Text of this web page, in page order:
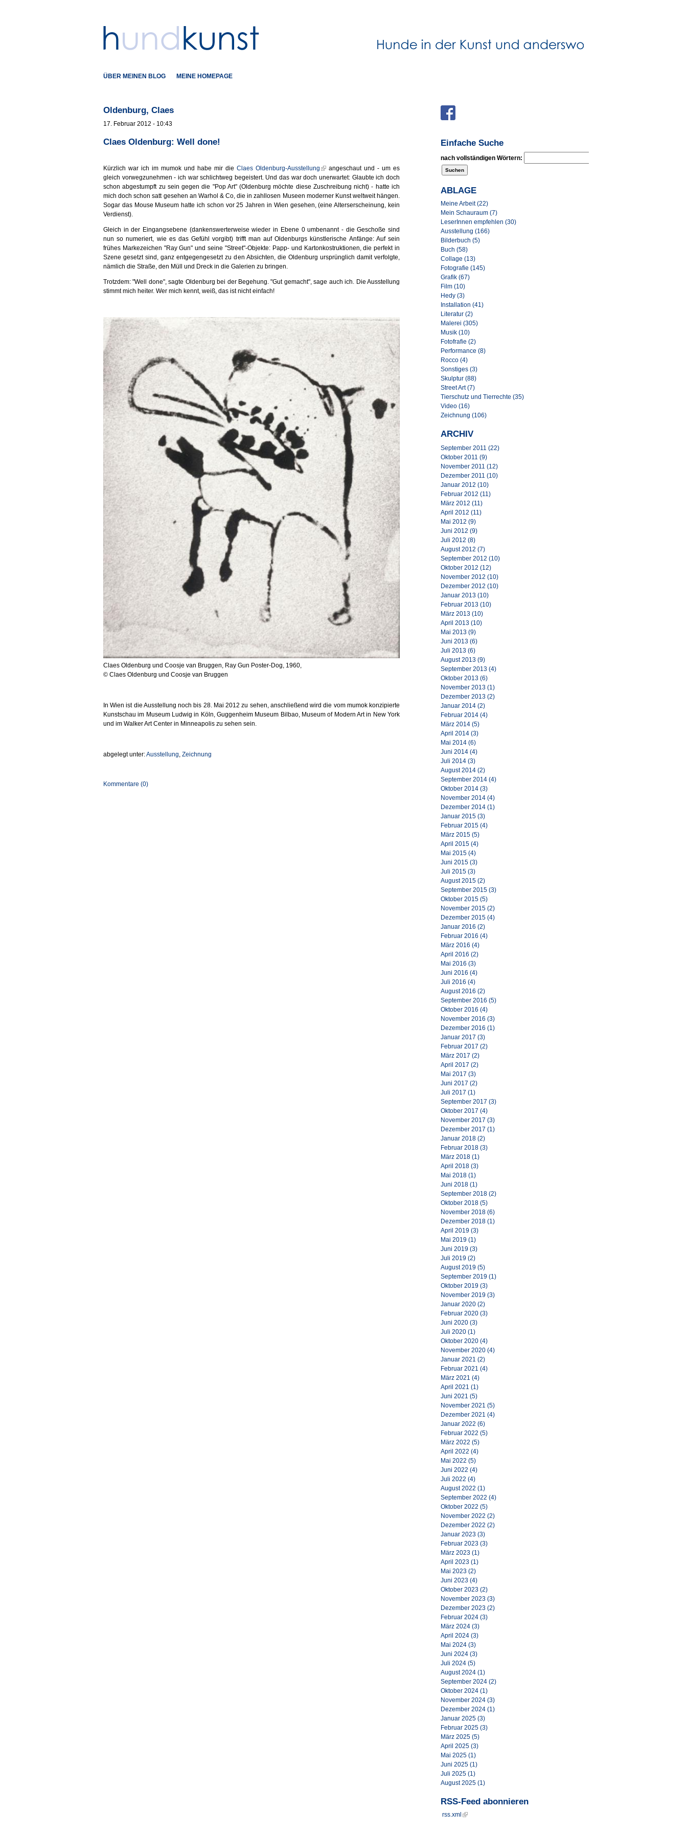
ÜBER MEINEN BLOG MEINE HOMEPAGE
Oldenburg, Claes
17. Februar 2012 - 10:43
Claes Oldenburg: Well done!
Kürzlich war ich im mumok und habe mir die Claes Oldenburg-Ausstellung
angeschaut und - um es
gleich vorwegzunehmen - ich war schlichtweg begeistert. Und das war doch unerwartet: Glaubte ich doch
schon abgestumpft zu sein gegen die "Pop Art" (Oldenburg möchte diese Zuschreibung nicht) - hatte ich
mich doch schon satt gesehen an Warhol & Co, die in zahllosen Museen moderner Kunst weltweit hängen.
Sogar das Mouse Museum hatte ich schon vor 25 Jahren in Wien gesehen, (eine Alterserscheinung, kein
Verdienst).
Gleich in der Eingangsebene (dankenswerterweise wieder in Ebene 0 umbenannt - die Geschoße sind
nun so numeriert, wie es das Gefühl vorgibt) trifft man auf Oldenburgs künstlerische Anfänge: Auf sein
frühes Markezeichen "Ray Gun" und seine "Street"-Objekte: Papp- und Kartonkostruktionen, die perfekt in
Szene gesetzt sind, ganz entgegengesetzt zu den Absichten, die Oldenburg ursprünglich damit verfolgte,
nämlich die Straße, den Müll und Dreck in die Galerien zu bringen.
Trotzdem: "Well done", sagte Oldenburg bei der Begehung. "Gut gemacht", sage auch ich. Die Ausstellung
stimmt mich heiter. Wer mich kennt, weiß, das ist nicht einfach!
Claes Oldenburg und Coosje van Bruggen, Ray Gun Poster-Dog, 1960,
© Claes Oldenburg und Coosje van Bruggen
In Wien ist die Ausstellung noch bis 28. Mai 2012 zu sehen, anschließend wird die vom mumok konzipierte
Kunstschau im Museum Ludwig in Köln, Guggenheim Museum Bilbao, Museum of Modern Art in New York
und im Walker Art Center in Minneapolis zu sehen sein.
abgelegt unter:Ausstellung, Zeichnung
Kommentare (0)
Einfache Suche
nach vollständigen Wörtern:
ABLAGE
Meine Arbeit (22)
Mein Schauraum (7)
LeserInnen empfehlen (30)
Ausstellung (166)
Bilderbuch (5)
Buch (58)
Collage (13)
Fotografie (145)
Grafik (67)
Film (10)
Hedy (3)
Installation (41)
Literatur (2)
Malerei (305)
Musik (10)
Fotofrafie (2)
Performance (8)
Rocco (4)
Sonstiges (3)
Skulptur (88)
Street Art (7)
Tierschutz und Tierrechte (35)
Video (16)
Zeichnung (106)
ARCHIV
September 2011 (22)
Oktober 2011 (9)
November 2011 (12)
Dezember 2011 (10)
Januar 2012 (10)
Februar 2012 (11)
März 2012 (11)
April 2012 (11)
Mai 2012 (9)
Juni 2012 (9)
Juli 2012 (8)
August 2012 (7)
September 2012 (10)
Oktober 2012 (12)
November 2012 (10)
Dezember 2012 (10)
Januar 2013 (10)
Februar 2013 (10)
März 2013 (10)
April 2013 (10)
Mai 2013 (9)
Juni 2013 (6)
Juli 2013 (6)
August 2013 (9)
September 2013 (4)
Oktober 2013 (6)
November 2013 (1)
Dezember 2013 (2)
Januar 2014 (2)
Februar 2014 (4)
März 2014 (5)
April 2014 (3)
Mai 2014 (6)
Juni 2014 (4)
Juli 2014 (3)
August 2014 (2)
September 2014 (4)
Oktober 2014 (3)
November 2014 (4)
Dezember 2014 (1)
Januar 2015 (3)
Februar 2015 (4)
März 2015 (5)
April 2015 (4)
Mai 2015 (4)
Juni 2015 (3)
Juli 2015 (3)
August 2015 (2)
September 2015 (3)
Oktober 2015 (5)
November 2015 (2)
Dezember 2015 (4)
Januar 2016 (2)
Februar 2016 (4)
März 2016 (4)
April 2016 (2)
Mai 2016 (3)
Juni 2016 (4)
Juli 2016 (4)
August 2016 (2)
September 2016 (5)
Oktober 2016 (4)
November 2016 (3)
Dezember 2016 (1)
Januar 2017 (3)
Februar 2017 (2)
März 2017 (2)
April 2017 (2)
Mai 2017 (3)
Juni 2017 (2)
Juli 2017 (1)
September 2017 (3)
Oktober 2017 (4)
November 2017 (3)
Dezember 2017 (1)
Januar 2018 (2)
Februar 2018 (3)
März 2018 (1)
April 2018 (3)
Mai 2018 (1)
Juni 2018 (1)
September 2018 (2)
Oktober 2018 (5)
November 2018 (6)
Dezember 2018 (1)
April 2019 (3)
Mai 2019 (1)
Juni 2019 (3)
Juli 2019 (2)
August 2019 (5)
September 2019 (1)
Oktober 2019 (3)
November 2019 (3)
Januar 2020 (2)
Februar 2020 (3)
Juni 2020 (3)
Juli 2020 (1)
Oktober 2020 (4)
November 2020 (4)
Januar 2021 (2)
Februar 2021 (4)
März 2021 (4)
April 2021 (1)
Juni 2021 (5)
November 2021 (5)
Dezember 2021 (4)
Januar 2022 (6)
Februar 2022 (5)
März 2022 (5)
April 2022 (4)
Mai 2022 (5)
Juni 2022 (4)
Juli 2022 (4)
August 2022 (1)
September 2022 (4)
Oktober 2022 (5)
November 2022 (2)
Dezember 2022 (2)
Januar 2023 (3)
Februar 2023 (3)
März 2023 (1)
April 2023 (1)
Mai 2023 (2)
Juni 2023 (4)
Oktober 2023 (2)
November 2023 (3)
Dezember 2023 (2)
Februar 2024 (3)
März 2024 (3)
April 2024 (3)
Mai 2024 (3)
Juni 2024 (3)
Juli 2024 (5)
August 2024 (1)
September 2024 (2)
Oktober 2024 (1)
November 2024 (3)
Dezember 2024 (1)
Januar 2025 (3)
Februar 2025 (3)
März 2025 (5)
April 2025 (3)
Mai 2025 (1)
Juni 2025 (1)
Juli 2025 (1)
August 2025 (1)
RSS-Feed abonnieren
rss.xml